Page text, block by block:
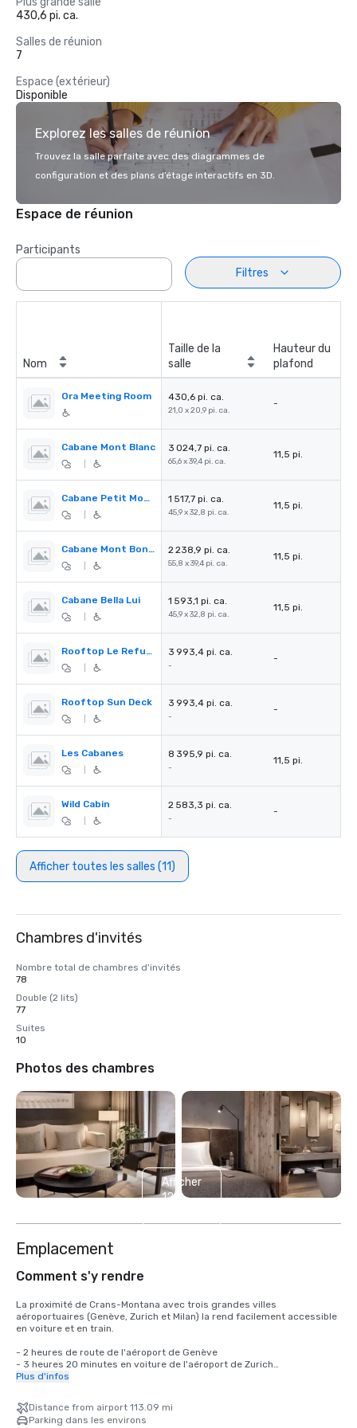
430,6 pi. ca.
Salles de réunion
7
Espace (extérieur)
Disponible
Explorez les salles de réunion
Trouvez la salle parfaite avec des diagrammes de
configuration et des plans d’étage interactifs en 3D.
Espace de réunion
Participants
Filtres
Nom
Taille de la
salle
Hauteur du
plafond
Ora Meeting Room 430,6 pi. ca.
21,0 x 20,9 pi. ca.
-
Cabane Mont Blanc 3 024,7 pi. ca.
65,6 x 39,4 pi. ca.
11,5 pi.
Cabane Petit Mont Bonvin 1 517,7 pi. ca.
45,9 x 32,8 pi. ca.
11,5 pi.
Cabane Mont Bonvin 2 238,9 pi. ca.
55,8 x 39,4 pi. ca.
11,5 pi.
Cabane Bella Lui 1 593,1 pi. ca.
45,9 x 32,8 pi. ca.
11,5 pi.
Rooftop Le Refuge 3 993,4 pi. ca.
-
-
Rooftop Sun Deck 3 993,4 pi. ca.
-
-
Les Cabanes 8 395,9 pi. ca.
-
11,5 pi.
Wild Cabin 2 583,3 pi. ca.
-
-
Afficher toutes les salles (11)
Chambres d'invités
Nombre total de chambres d'invités
78
Double (2 lits)
77
Suites
10
Photos des chambres
Afficher
12
Emplacement
Comment s'y rendre
La proximité de Crans-Montana avec trois grandes villes
aéroportuaires (Genève, Zurich et Milan) la rend facilement accessible
en voiture et en train.
- 2 heures de route de l'aéroport de Genève
- 3 heures 20 minutes en voiture de l'aéroport de Zurich
- 3 heures 40 minutes en voiture de Milan
électrique pour les clients voyageant en véhicule hybride ou
électrique, sous réserve de disponibilité et des frais applicables. De
Plus d'infos
Distance from airport 113.09 mi
Parking dans les environs